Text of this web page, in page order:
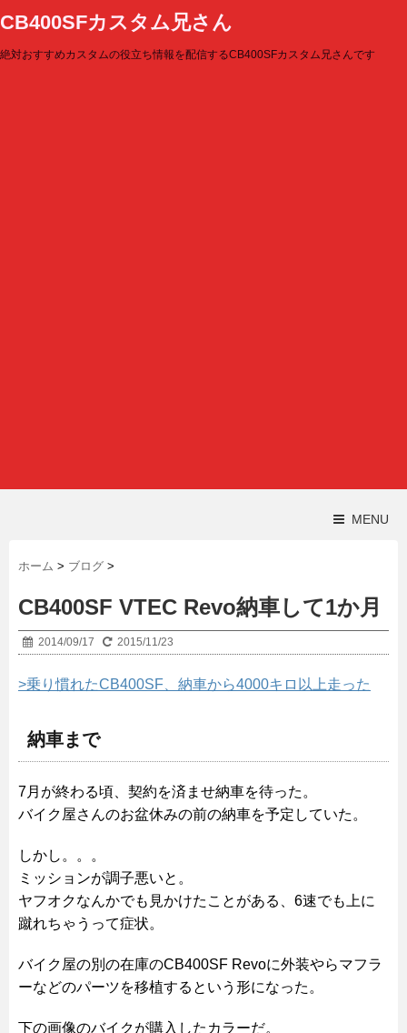
CB400SFカスタム兄さん
絶対おすすめカスタムの役立ち情報を配信するCB400SFカスタム兄さんです
MENU
ホーム > ブログ >
CB400SF VTEC Revo納車して1か月
2014/09/17 2015/11/23
>乗り慣れたCB400SF、納車から4000キロ以上走った
納車まで
7月が終わる頃、契約を済ませ納車を待った。
バイク屋さんのお盆休みの前の納車を予定していた。
しかし。。。
ミッションが調子悪いと。
ヤフオクなんかでも見かけたことがある、6速でも上に
蹴れちゃうって症状。
バイク屋の別の在庫のCB400SF Revoに外装やらマフラ
ーなどのパーツを移植するという形になった。
下の画像のバイクが購入したカラーだ。